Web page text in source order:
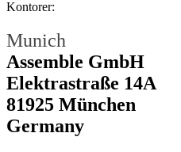
Kontorer:
Munich
Assemble GmbH
Elektrastraße 14A
81925 München
Germany